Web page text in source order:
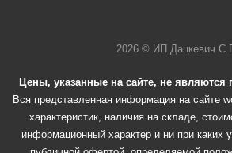
2026 © ИП Дацкевич
Цены, указанные на сайте, не являются
Вся представленная информация на сайте
характеристик, наличия на складе,
информационный характер и ни при каких